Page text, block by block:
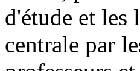
d'étude et les
centrale par